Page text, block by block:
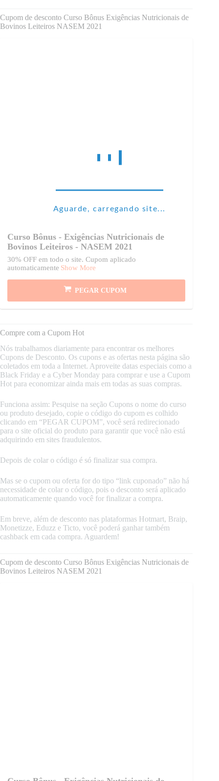
Aguarde, carregando site...
Cupom de desconto Curso Bônus Exigências Nutricionais de
Bovinos Leiteiros NASEM 2021
Curso Bônus - Exigências Nutricionais de
Bovinos Leiteiros - NASEM 2021
30% OFF em todo o site. Cupom aplicado
automaticamente Show More
PEGAR CUPOM
Compre com a Cupom Hot
Nós trabalhamos diariamente para encontrar os melhores
Cupons de Desconto. Os cupons e as ofertas nesta página são
coletados em toda a Internet. Aproveite datas especiais como a
Black Friday e a Cyber Monday para comprar e use a Cupom
Hot para economizar ainda mais em todas as suas compras.
Funciona assim: Pesquise na seção Cupons o nome do curso
ou produto desejado, copie o código do cupom es colhido
clicando em “PEGAR CUPOM”, você será redirecionado
para o site oficial do produto para garantir que você não está
adquirindo em sites fraudulentos.
Depois de colar o código é só finalizar sua compra.
Mas se o cupom ou oferta for do tipo “link cuponado” não há
necessidade de colar o código, pois o desconto será aplicado
automaticamente quando você for finalizar a compra.
Em breve, além de desconto nas plataformas Hotmart, Braip,
Monetizze, Eduzz e Ticto, você poderá ganhar também
cashback em cada compra. Aguardem!
Cupom de desconto Curso Bônus Exigências Nutricionais de
Bovinos Leiteiros NASEM 2021